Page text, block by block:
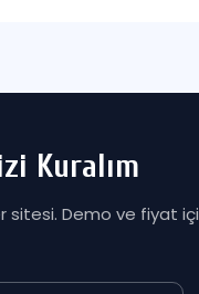
Kuralım
sitesi. Demo ve fiyat